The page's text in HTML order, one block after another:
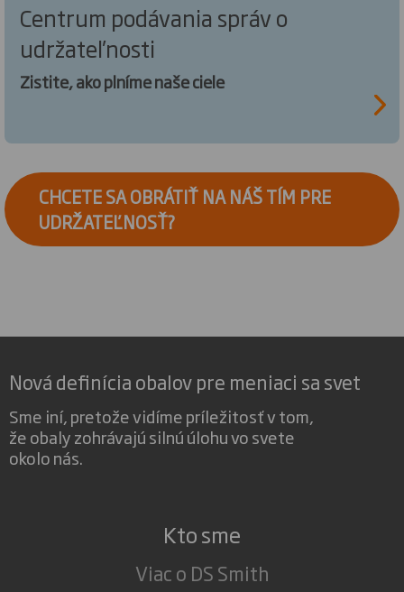
Centrum podávania správ o
udržateľnosti
Zistite, ako plníme naše ciele
CHCETE SA OBRÁTIŤ NA NÁŠ TÍM PRE
UDRŽATEĽNOSŤ?
Nová definícia obalov pre meniaci sa svet
Sme iní, pretože vidíme príležitosť v tom,
že obaly zohrávajú silnú úlohu vo svete
okolo nás.
Kto sme
Viac o DS Smith